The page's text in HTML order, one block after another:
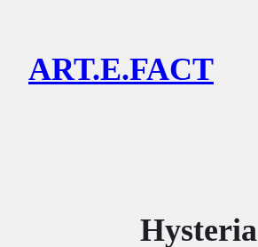
kontenART.E.FACT
Hysteria